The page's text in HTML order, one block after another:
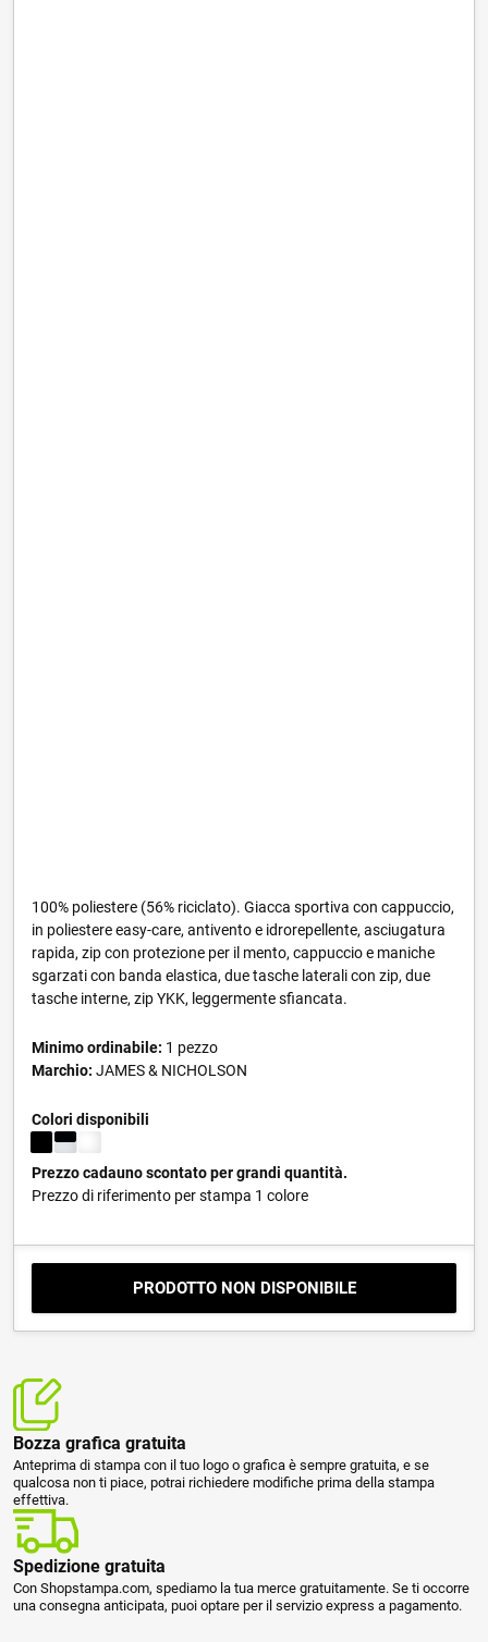
100% poliestere (56% riciclato). Giacca sportiva con cappuccio,
in poliestere easy-care, antivento e idrorepellente, asciugatura
rapida, zip con protezione per il mento, cappuccio e maniche
sgarzati con banda elastica, due tasche laterali con zip, due
tasche interne, zip YKK, leggermente sfiancata.
Minimo ordinabile: 1 pezzo
Marchio: JAMES & NICHOLSON
Colori disponibili
Prezzo cadauno scontato per grandi quantità.
Prezzo di riferimento per stampa 1 colore
PRODOTTO NON DISPONIBILE
Bozza grafica gratuita
Anteprima di stampa con il tuo logo o grafica è sempre gratuita, e se
qualcosa non ti piace, potrai richiedere modifiche prima della stampa
effettiva.
Spedizione gratuita
Con Shopstampa.com, spediamo la tua merce gratuitamente. Se ti occorre
una consegna anticipata, puoi optare per il servizio express a pagamento.